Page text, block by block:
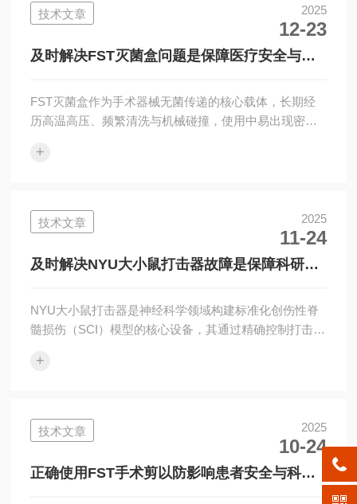
见问题及相应解决方法的详细介绍。1、顶端磨损或变形
常见现象是镊子顶端无法紧密闭合，或出现弯曲。原因
可能是夹持硬物、跌落或长期使用。解决方法：使用金
刚石磨石轻轻修磨顶端，恢复平整；用...
技术文章 2025
12-23
及时解决FST灭菌盒问题是保障医疗安全与使
FST灭菌盒作为手术器械无菌传递的核心载体，长期经
历高温高压、频繁清洗与机械碰撞，使用中易出现密封
则导致器械污染甚至召回。科学识别FST灭菌盒问题并
装载过密或灭菌程序干燥阶段不足。解决方法：清洗后
确保盒体及滤板干燥（建议90℃热风烘干≥15分钟）；每
月检查滤板通透性，用软刷+超声波清洗去除微孔堵塞
物；器械摆放留有间隙，避免阻挡蒸汽流通...
+
技术文章 2025
11-24
及时解决NYU大小鼠打击器故障是保障科研质
NYU大小鼠打击器是神经科学领域构建标准化创伤性脊
髓损伤（SCI）模型的核心设备，其通过精确控制打击能
保实验可重复性。然而在高频使用中，常因打击深度不
的故障并科学处置，是保障科研质量与动物福利的关
键。问题一：打击深度与设定值偏差大原因：位移传感
器零点漂移、导向柱积尘、缓冲垫老化或重锤卡滞。解
决方法：重新校准零点：用标...
+
技术文章 2025
10-24
正确使用FST手术剪以防影响患者安全与科研